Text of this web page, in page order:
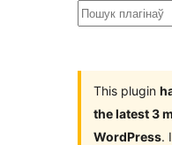
Пошук
This plugin
the latest 3
WordPress.